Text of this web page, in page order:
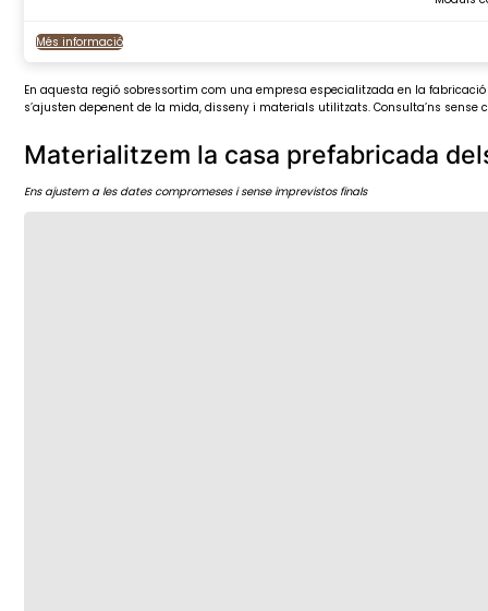
Més informació
En aquesta regió sobressortim com una empresa especialitzada en la
s’ajusten depenent de la mida, disseny i materials utilitzats. Consulta’ns sense
Materialitzem la casa prefabricada
Ens ajustem a les dates compromeses i sense imprevistos finals